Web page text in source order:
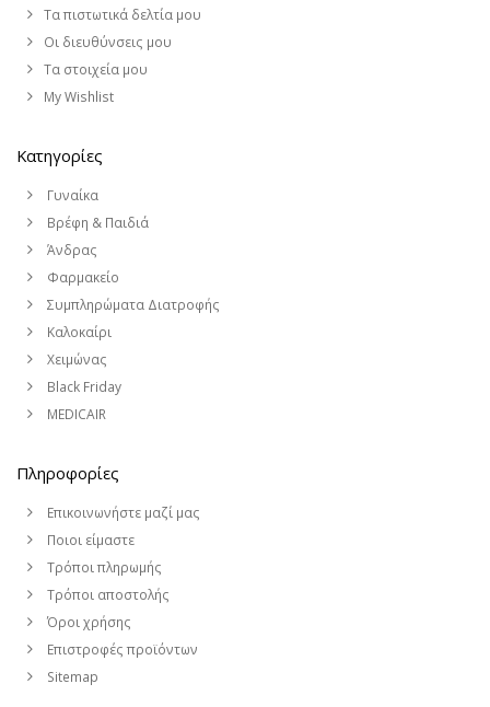
Τα πιστωτικά δελτία μου
Οι διευθύνσεις μου
Τα στοιχεία μου
My Wishlist
Κατηγορίες
Γυναίκα
Βρέφη & Παιδιά
Άνδρας
Φαρμακείο
Συμπληρώματα Διατροφής
Καλοκαίρι
Χειμώνας
Black Friday
MEDICAIR
Πληροφορίες
Επικοινωνήστε μαζί μας
Ποιοι είμαστε
Τρόποι πληρωμής
Τρόποι αποστολής
Όροι χρήσης
Επιστροφές προϊόντων
Sitemap